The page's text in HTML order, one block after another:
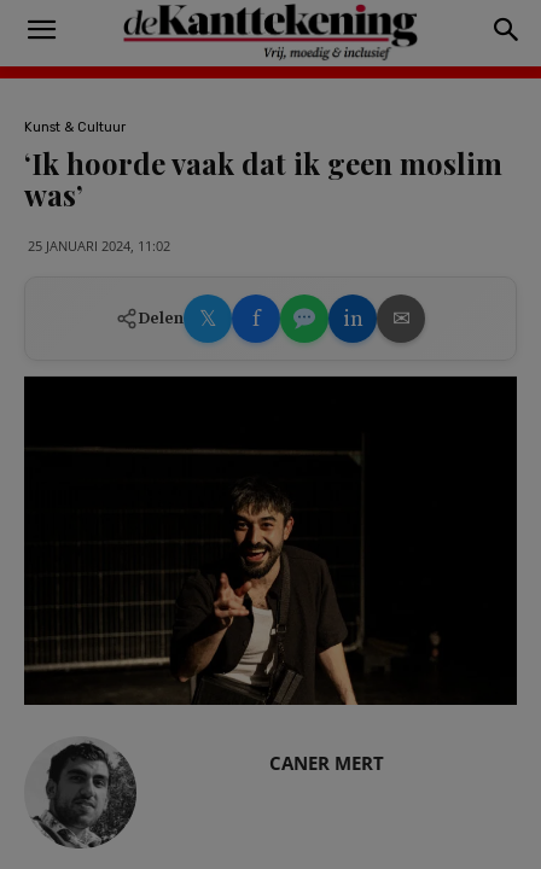
Kunst & Cultuur
‘Ik hoorde vaak dat ik geen moslim
was’
25 JANUARI 2024, 11:02
Delen 𝕏 f in ✉
CANER MERT